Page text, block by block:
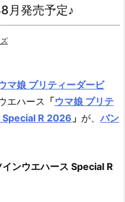
月発売予定♪
マ娘 プリティーダービ
エハース 「ウマ娘 プリテ
Special R 2026 」 が、バン
インウエハース Special R